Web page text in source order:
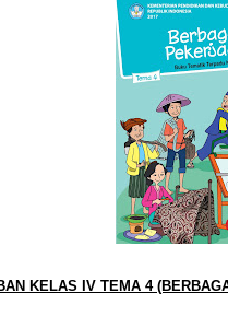
Jawaban Bahasa
Jawaban Bahasa
Organ Peredaran
Latihan Tema 1
Soal dan Kunci
Soal dan Kunci
Soal dan Jawaban
KELAS IV TEMA 4